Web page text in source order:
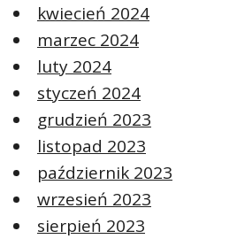
kwiecień 2024
marzec 2024
luty 2024
styczeń 2024
grudzień 2023
listopad 2023
październik 2023
wrzesień 2023
sierpień 2023